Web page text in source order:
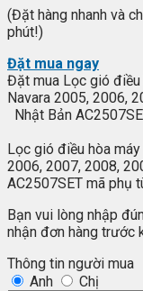
(Đặt hàng nhanh và
phút!)
Đặt mua ngay
Đặt mua Lọc gió
Navara 2005, 2006,
Nhật Bản
Lọc gió điều hòa
2006, 2007, 2008,
AC2507SET mã phụ
Bạn vui lòng nhập
nhận đơn hàng trước
Thông tin người mua
Anh
Chị